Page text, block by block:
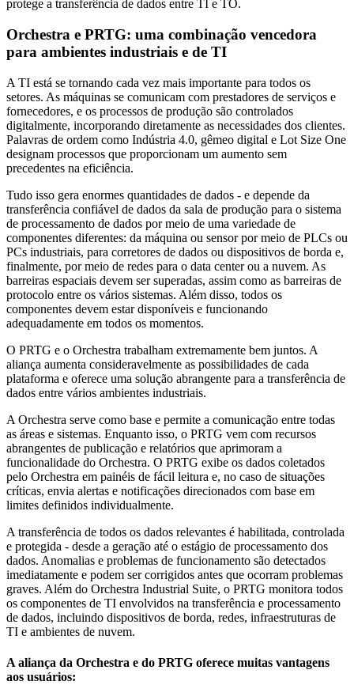
protege a transferência de dados entre TI e TO.
Orchestra e PRTG: uma combinação vencedora
para ambientes industriais e de TI
A TI está se tornando cada vez mais importante para todos os
setores. As máquinas se comunicam com prestadores de serviços e
fornecedores, e os processos de produção são controlados
digitalmente, incorporando diretamente as necessidades dos clientes.
Palavras de ordem como Indústria 4.0, gêmeo digital e Lot Size One
designam processos que proporcionam um aumento sem
precedentes na eficiência.
Tudo isso gera enormes quantidades de dados - e depende da
transferência confiável de dados da sala de produção para o sistema
de processamento de dados por meio de uma variedade de
componentes diferentes: da máquina ou sensor por meio de PLCs ou
PCs industriais, para corretores de dados ou dispositivos de borda e,
finalmente, por meio de redes para o data center ou a nuvem. As
barreiras espaciais devem ser superadas, assim como as barreiras de
protocolo entre os vários sistemas. Além disso, todos os
componentes devem estar disponíveis e funcionando
adequadamente em todos os momentos.
O PRTG e o Orchestra trabalham extremamente bem juntos. A
aliança aumenta consideravelmente as possibilidades de cada
plataforma e oferece uma solução abrangente para a transferência de
dados entre vários ambientes industriais.
A Orchestra serve como base e permite a comunicação entre todas
as áreas e sistemas. Enquanto isso, o PRTG vem com recursos
abrangentes de publicação e relatórios que aprimoram a
funcionalidade do Orchestra. O PRTG exibe os dados coletados
pelo Orchestra em painéis de fácil leitura e, no caso de situações
críticas, envia alertas e notificações direcionados com base em
limites definidos individualmente.
A transferência de todos os dados relevantes é habilitada, controlada
e protegida - desde a geração até o estágio de processamento dos
dados. Anomalias e problemas de funcionamento são detectados
imediatamente e podem ser corrigidos antes que ocorram problemas
graves. Além do Orchestra Industrial Suite, o PRTG monitora todos
os componentes de TI envolvidos na transferência e processamento
de dados, incluindo dispositivos de borda, redes, infraestruturas de
TI e ambientes de nuvem.
A aliança da Orchestra e do PRTG oferece muitas vantagens
aos usuários: